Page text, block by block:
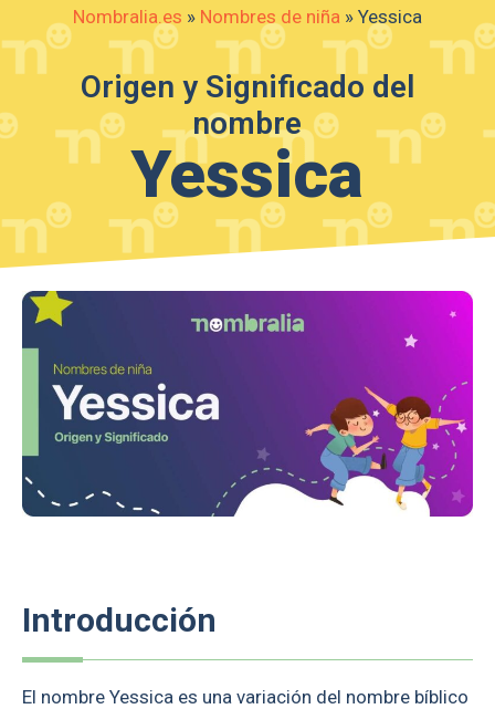
Nombralia.es » Nombres de niña » Yessica
Origen y Significado del
nombre
Yessica
Introducción
El nombre Yessica es una variación del nombre bíblico